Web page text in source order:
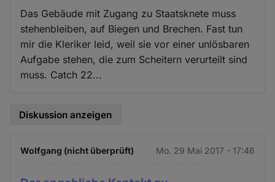
Das Gebäude mit Zugang zu Staatsknete muss
stehenbleiben, auf Biegen und Brechen. Fast tun
mir die Kleriker leid, weil sie vor einer unlösbaren
Aufgabe stehen, die zum Scheitern verurteilt sind
muss. Catch 22...
Diskussion anzeigen
Wolfgang (nicht überprüft) Mo. 29 Mai 2017 - 17:46